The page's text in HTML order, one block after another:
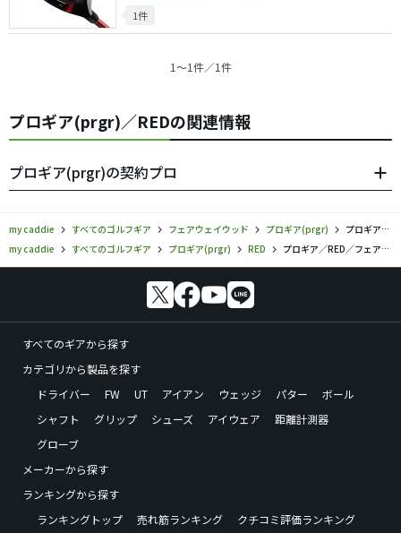
1件
1〜1件／1件
プロギア(prgr)／REDの関連情報
プロギア(prgr)の契約プロ
my caddie すべてのゴルフギア フェアウェイウッド プロギア(prgr)
プロギア／RED／フェアウェイウッドの口コミ評価
my caddie
すべてのゴルフギア プロギア(prgr) RED プロギア／RED／フェアウェイウッドの口コミ評価
すべてのギアから探す
カテゴリから製品を探す
ドライバー
FW UT アイアン ウェッジ パター
ボール
シャフト
グリップ シューズ アイウェア
距離計測器
グローブ
メーカーから探す
ランキングから探す
ランキングトップ
売れ筋ランキング
クチコミ評価ランキング